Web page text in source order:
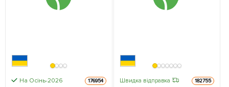
На Осінь-2026 176954 Швидка відправка 182755